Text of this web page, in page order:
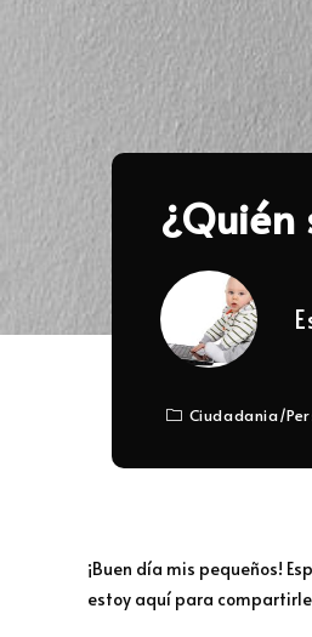
¿Quién
Ciudadania/
¡Buen día mis pequeños!
estoy aquí para